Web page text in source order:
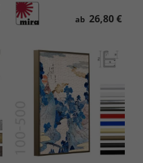
ab 26,80 €